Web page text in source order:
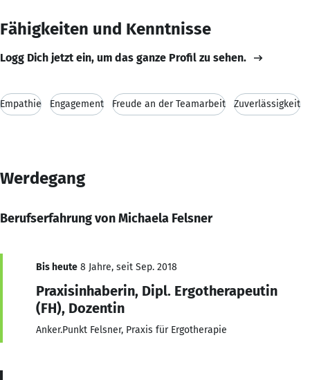
Fähigkeiten und Kenntnisse
Logg Dich jetzt ein, um das ganze Profil zu sehen.
Empathie Engagement Freude an der Teamarbeit Zuverlässigkeit
Werdegang
Berufserfahrung von Michaela Felsner
Bis heute 8 Jahre, seit Sep. 2018
Praxisinhaberin, Dipl. Ergotherapeutin
(FH), Dozentin
Anker.Punkt Felsner, Praxis für Ergotherapie